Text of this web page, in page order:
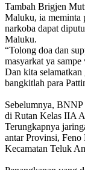
Tambah Brigjen
Maluku, ia meminta
narkoba dapat
Maluku.
“Tolong doa dan
masyarkat ya
Dan kita
bangkitlah para
Sebelumnya,
di Rutan Kelas IIA
Terungkapnya
antar Provinsi, Feno
Kecamatan Teluk